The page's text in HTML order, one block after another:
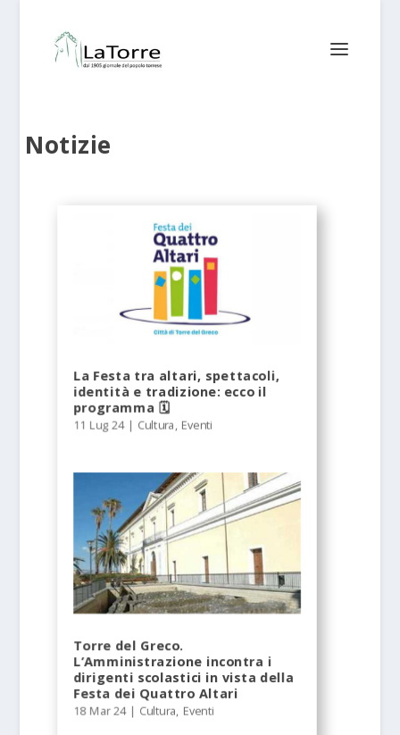
Notizie
La Festa tra altari, spettacoli,
identità e tradizione: ecco il
programma 🗓
11 Lug 24 | Cultura, Eventi
Torre del Greco.
L’Amministrazione incontra i
dirigenti scolastici in vista della
Festa dei Quattro Altari
18 Mar 24| Cultura, Eventi